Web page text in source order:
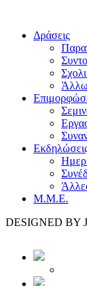
Δράσεις
Μ.Μ.Ε.
DESIGNED BY